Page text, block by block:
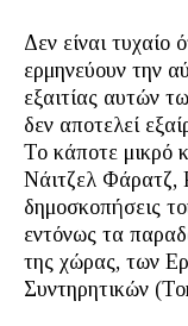
Δεν είναι τυχαίο
ερμηνεύουν την
εξαιτίας αυτών
δεν αποτελεί
Το κάποτε μικρό
Νάιτζελ Φάρατζ,
δημοσκοπήσεις
εντόνως τα
της χώρας, των
Συντηρητικών